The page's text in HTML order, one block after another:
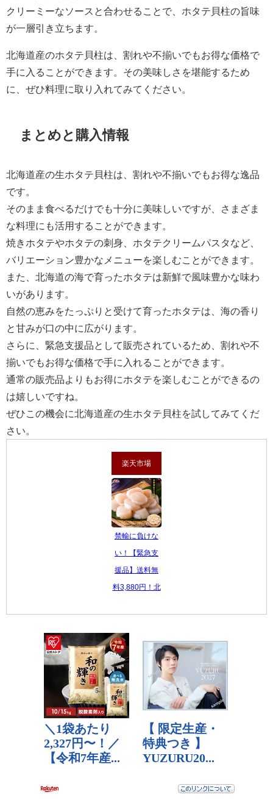
クリーミーなソースと合わせることで、ホタテ貝柱の旨味
が一層引き立ちます。
北海道産のホタテ貝柱は、割れや不揃いでもお得な価格で
手に入ることができます。その美味しさを堪能するため
に、ぜひ料理に取り入れてみてください。
まとめと購入情報
北海道産の生ホタテ貝柱は、割れや不揃いでもお得な逸品
です。
そのまま食べるだけでも十分に美味しいですが、さまざま
な料理にも活用することができます。
焼きホタテやホタテの刺身、ホタテクリームパスタなど、
バリエーション豊かなメニューを楽しむことができます。
また、北海道の海で育ったホタテは新鮮で風味豊かな味わ
いがあります。
自然の恵みをたっぷりと受けて育ったホタテは、海の香り
と甘みが口の中に広がります。
さらに、緊急支援品として販売されているため、割れや不
揃いでもお得な価格で手に入れることができます。
通常の販売品よりもお得にホタテを楽しむことができるの
は嬉しいですね。
ぜひこの機会に北海道産の生ホタテ貝柱を試してみてくだ
さい。
楽天市場
禁輸に負けな
い！【緊急支
援品】送料無
料3,880円！北
レビュー数：